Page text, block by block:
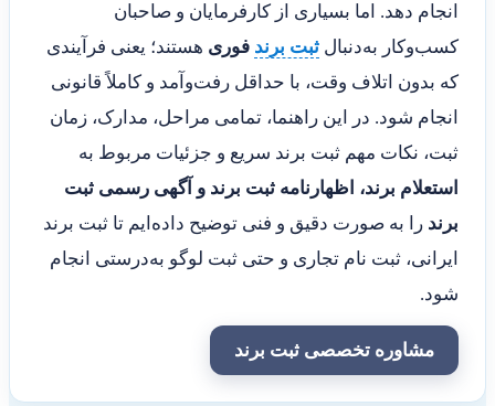
انجام دهد. اما بسیاری از کارفرمایان و صاحبان
کسب‌وکار به‌دنبال ثبت برند فوری هستند؛ یعنی فرآیندی
که بدون اتلاف وقت، با حداقل رفت‌وآمد و کاملاً قانونی
انجام شود. در این راهنما، تمامی مراحل، مدارک، زمان
ثبت، نکات مهم ثبت برند سریع و جزئیات مربوط به
استعلام برند، اظهارنامه ثبت برند و آگهی رسمی ثبت
برند را به صورت دقیق و فنی توضیح داده‌ایم تا ثبت برند
ایرانی، ثبت نام تجاری و حتی ثبت لوگو به‌درستی انجام
شود.
مشاوره تخصصی ثبت برند